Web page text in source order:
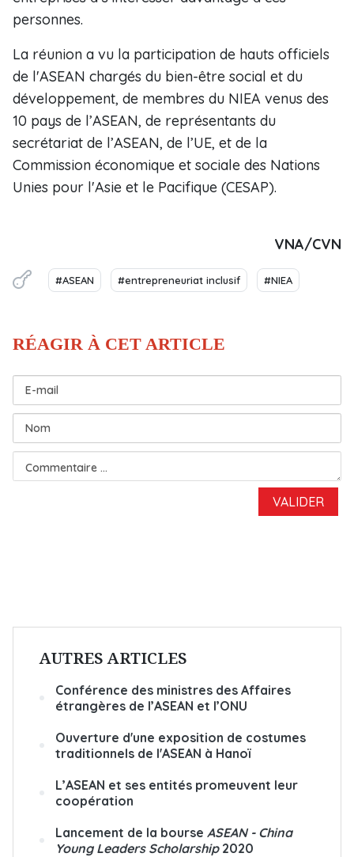
personnes.
La réunion a vu la participation de hauts officiels
de l'ASEAN chargés du bien-être social et du
développement, de membres du NIEA venus des
10 pays de l’ASEAN, de représentants du
secrétariat de l’ASEAN, de l’UE, et de la
Commission économique et sociale des Nations
Unies pour l'Asie et le Pacifique (CESAP).
VNA/CVN
#ASEAN #entrepreneuriat inclusif #NIEA
AUTRES ARTICLES
Conférence des ministres des Affaires
étrangères de l’ASEAN et l’ONU
Ouverture d'une exposition de costumes
traditionnels de l'ASEAN à Hanoï
L’ASEAN et ses entités promeuvent leur
coopération
Lancement de la bourse ASEAN - China
Young Leaders Scholarship 2020